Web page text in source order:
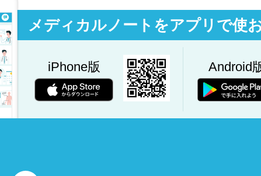
メディカルノートをアプリで使
iPhone版 Android